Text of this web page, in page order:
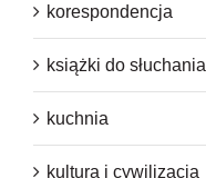
korespondencja
książki do słuchania
kuchnia
kultura i cywilizacja